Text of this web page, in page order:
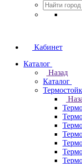
Кабинет
Каталог
Назад
Каталог